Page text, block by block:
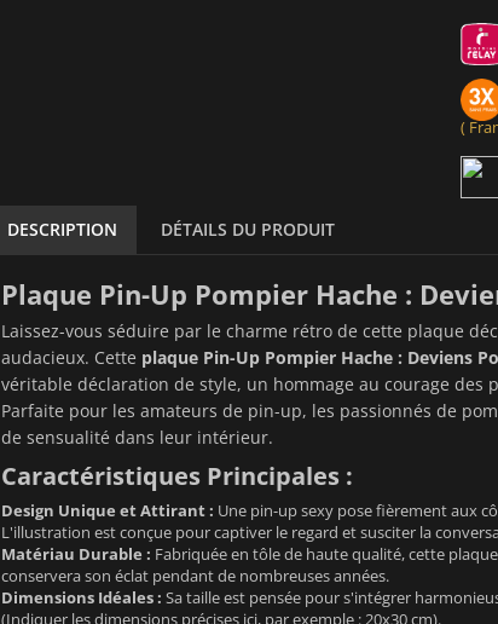
(
DESCRIPTION DÉTAILS DU PRODUIT
Plaque Pin-Up Pompier Hache :
Laissez-vous séduire par le charme rétro de cette plaque
audacieux. Cette plaque Pin-Up Pompier Hache : Deviens
véritable déclaration de style, un hommage au courage
Parfaite pour les amateurs de pin-up, les passionnés de
de sensualité dans leur intérieur.
Caractéristiques Principales :
Design Unique et Attirant : Une pin-up sexy pose fièrement aux
L'illustration est conçue pour captiver le regard et susciter la
Matériau Durable : Fabriquée en tôle de haute qualité, cette
conservera son éclat pendant de nombreuses années.
Dimensions Idéales : Sa taille est pensée pour s'intégrer
(Indiquer les dimensions précises ici, par exemple : 20x30 cm).